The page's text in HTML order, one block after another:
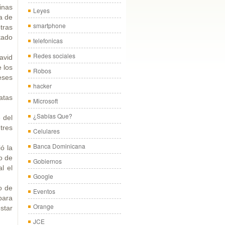
de
los
del
la
de
el
de
Leyes
smartphone
telefonicas
Redes sociales
Robos
hacker
Microsoft
¿Sabías Que?
Celulares
Banca Dominicana
Gobiernos
Google
Eventos
Orange
JCE